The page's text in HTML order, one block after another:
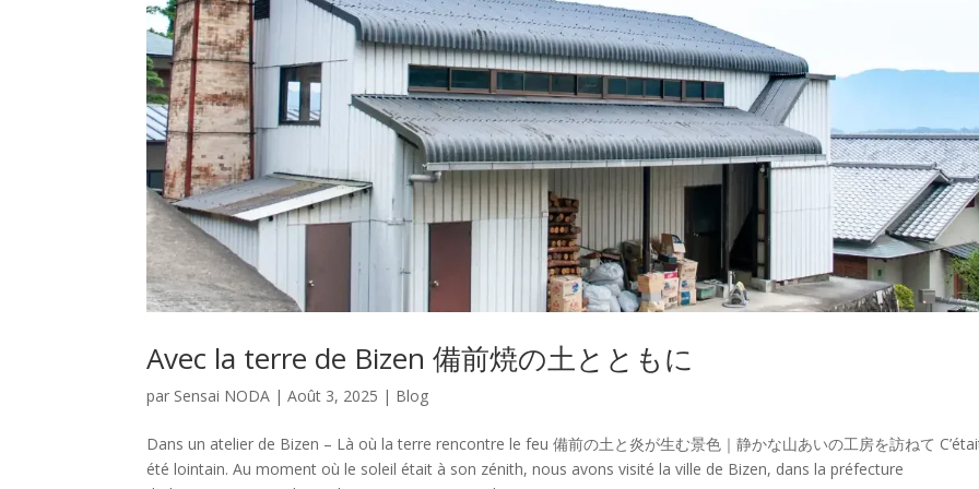
Avec la terre de Bizen 備前焼の土とともに
par Sensai NODA |Août 3, 2025 | Blog
Dans un atelier de Bizen – Là où la terre rencontre le feu 備前の土と炎が生む景色｜静かな山あいの工房を訪ねて
été lointain. Au moment où le soleil était à son zénith, nous avons visité la ville de Bizen, dans la préfecture